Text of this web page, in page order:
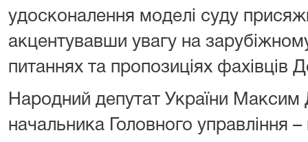
удосконалення моделі суду
акцентувавши увагу на
питаннях та пропозиціях фахівців
Народний депутат України Максим
начальника Головного управління –